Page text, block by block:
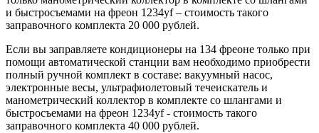
и быстросъемами на фреон 1234yf – стоимость такого
заправочного комплекта 20 000 рублей.
Если вы заправляете кондиционеры на 134 фреоне только при
помощи автоматической станции вам необходимо приобрести
полный ручной комплект в составе: вакуумный насос,
электронные весы, ультрафиолетовый течеискатель и
манометрический коллектор в комплекте со шлангами и
быстросъемами на фреон 1234yf - стоимость такого
заправочного комплекта 40 000 рублей.